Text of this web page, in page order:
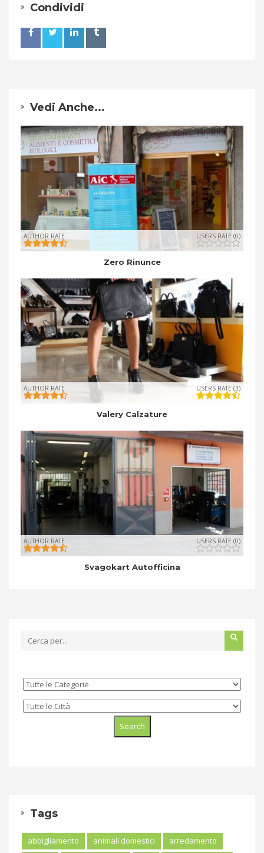
Condividi
Vedi Anche...
AUTHOR RATE USERS RATE (0)
Zero Rinunce
AUTHOR RATE USERS RATE (3)
Valery Calzature
AUTHOR RATE USERS RATE (0)
Svagokart Autofficina
Tags
abbigliamento animali domestici
arredamento